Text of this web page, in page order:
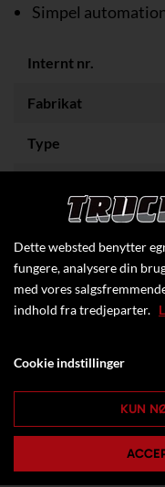
Simpel
Internt nr.
Fabrikat
Type
Kapacitet (kg)
Dette websted benytter
fungere, analysere din
med vores
indhold fra tredjeparter.
Cookie indstillinger
KUN